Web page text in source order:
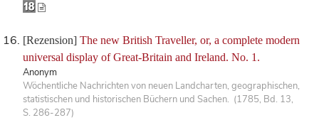
[Rezension] The new British Traveller, or, a complete modern
universal display of Great-Britain and Ireland. No. 1.
Anonym
Wöchentliche Nachrichten von neuen Landcharten, geographischen,
statistischen und historischen Büchern und Sachen. (1785, Bd. 13,
S. 286-287)